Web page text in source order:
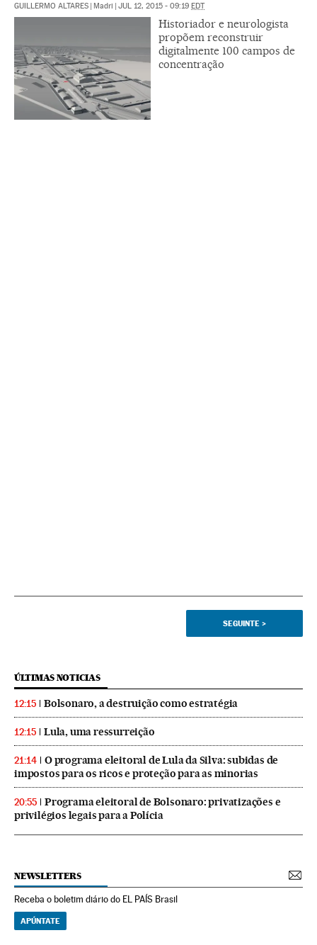
GUILLERMO ALTARES | Madri | JUL 12, 2015 - 09:19 EDT
Historiador e neurologista
propõem reconstruir
digitalmente 100 campos de
concentração
SEGUINTE >
ÚLTIMAS NOTICIAS
12:15 Bolsonaro, a destruição como estratégia
12:15 Lula, uma ressurreição
21:14
O programa eleitoral de Lula da Silva: subidas de
impostos para os ricos e proteção para as minorias
20:55
Programa eleitoral de Bolsonaro: privatizações e
privilégios legais para a Polícia
NEWSLETTERS
Receba o boletim diário do EL PAÍS Brasil
APÚNTATE